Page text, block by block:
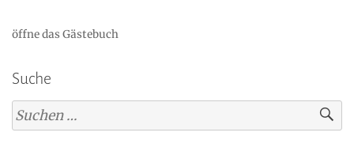
öffne das Gästebuch
Suche
Suchen
nach: